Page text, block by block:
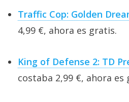
Traffic Cop: Golden
4,99 €, ahora es gratis.
King of Defense 2: TD
costaba 2,99 €, ahora es